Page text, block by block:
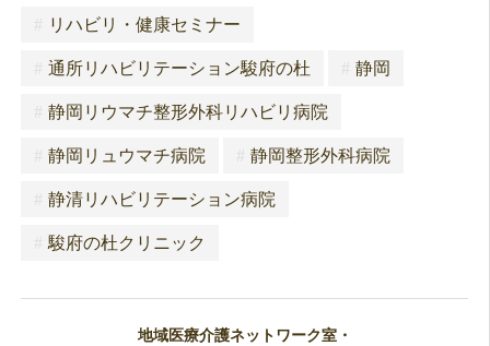
リハビリ・健康セミナー
通所リハビリテーション駿府の杜 静岡
静岡リウマチ整形外科リハビリ病院
静岡リュウマチ病院 静岡整形外科病院
静清リハビリテーション病院
駿府の杜クリニック
地域医療介護ネットワーク室・